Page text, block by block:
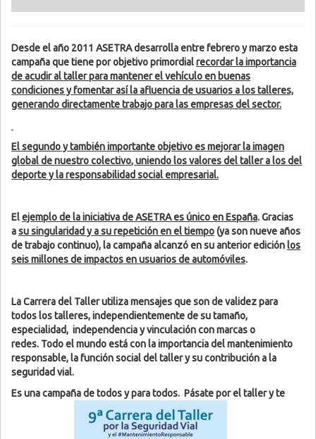
Desde el año 2011 ASETRA desarrolla entre febrero y marzo esta
campaña que tiene por objetivo primordialrecordar la importancia
de acudir al taller para mantener el vehículo en buenas
condiciones y fomentar así la afluencia de usuarios a los talleres,
generando directamente trabajo para las empresas del sector.
El segundo y también importante objetivo esmejorar la imagen
global de nuestro colectivo, uniendo los valores del taller a los del
deporte y la responsabilidad social empresarial.
Elejemplo de la iniciativa de ASETRA es único en España. Gracias
asu singularidad y a su repetición en el tiempo(ya son nueve años
de trabajo continuo), la campaña alcanzó en su anterior ediciónlos
seis millones de impactos en usuarios de automóviles.
La Carrera del Taller utilizamensajes que son de validez para
todos los talleres, independientemente de su tamaño,
especialidad, independencia y vinculación con marcas o
redes. Todo el mundo está con la importancia del mantenimiento
responsable, la función social del taller y su contribución a la
seguridad vial.
Es una campaña de todos y para todos. Pásate por el taller y te